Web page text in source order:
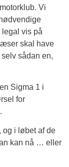
Vi
legal vis på
skal have
sådan en,
Sigma 1 i
for
og i løbet af de
kan nå … eller